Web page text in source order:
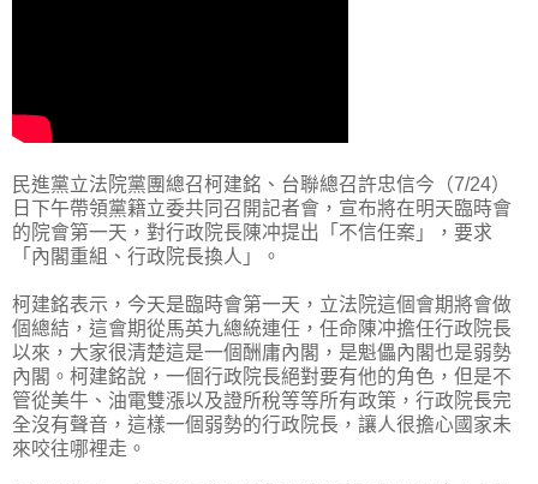
民進黨立法院黨團總召柯建銘、台聯總召許忠信今（7/24）
日下午帶領黨籍立委共同召開記者會，宣布將在明天臨時會
的院會第一天，對行政院長陳冲提出「不信任案」，要求
「內閣重組、行政院長換人」。
柯建銘表示，今天是臨時會第一天，立法院這個會期將會做
個總結，這會期從馬英九總統連任，任命陳冲擔任行政院長
以來，大家很清楚這是一個酬庸內閣，是魁儡內閣也是弱勢
內閣。柯建銘說，一個行政院長絕對要有他的角色，但是不
管從美牛、油電雙漲以及證所稅等等所有政策，行政院長完
全沒有聲音，這樣一個弱勢的行政院長，讓人很擔心國家未
來咬往哪裡走。